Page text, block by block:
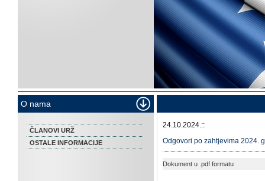
O nama
ČLANOVI URŽ
OSTALE INFORMACIJE
24.10.2024.::
Odgovori po zahtjevima 2024.
Dokument u .pdf formatu